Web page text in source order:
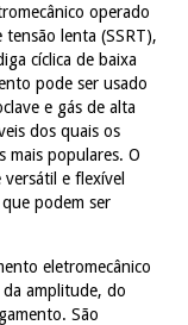
operado
tensão lenta (SSRT),
cíclica de baixa
pode ser usado
e gás de alta
dos quais os
mais populares. O
e flexível
podem ser
eletromecânico
amplitude, do
São